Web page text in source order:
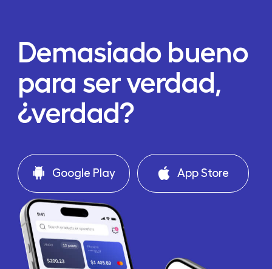
Demasiado bueno
para ser verdad,
¿verdad?
Google Play App Store